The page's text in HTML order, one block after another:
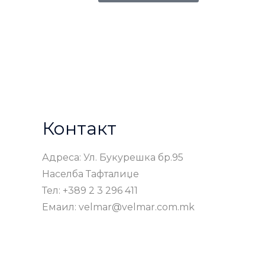
Контакт
Адреса: Ул. Букурешка бр.95
Населба Тафталиџе
Тел: +389 2 3 296 411
Емаил: velmar@velmar.com.mk